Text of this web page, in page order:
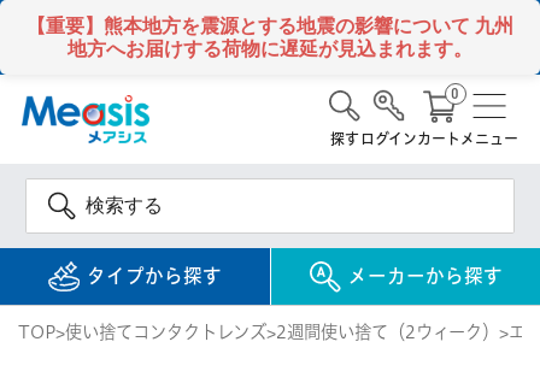
【重要】熊本地方を震源とする地震の影響について 九州
地方へお届けする荷物に遅延が見込まれます。
タイプから探す メーカーから探す
探す ログインカート
0
メニュー
TOP 使い捨てコンタクトレンズ 2週間使い捨て（2ウィーク） エ